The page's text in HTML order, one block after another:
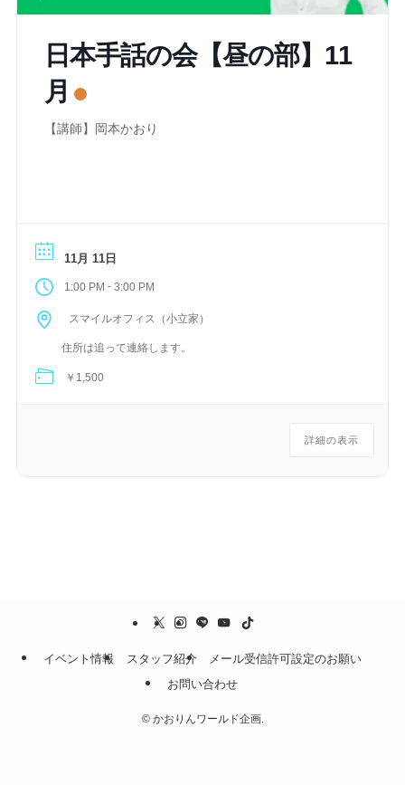
日本手話の会【昼の部】11
月
【講師】岡本かおり
11月 11日
1:00 PM - 3:00 PM
スマイルオフィス（小立家）
住所は追って連絡します。
￥1,500
詳細の表示
イベント情報 スタッフ紹介
メール受信許可設定のお願い
お問い合わせ
©かおりんワールド企画.